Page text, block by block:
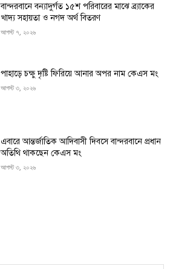
বান্দরবানে বন্যাদুর্গত ১৫শ পরিবারের মাঝে ব্র্যাকের
খাদ্য সহায়তা ও নগদ অর্থ বিতরণ
আগস্ট ৭, ২০২৬
পাহাড়ে চক্ষু দৃষ্টি ফিরিয়ে আনার অপর নাম কেএস মং
আগস্ট ৩, ২০২৬
এবারে আন্তর্জাতিক আদিবাসী দিবসে বান্দরবানে প্রধান
অতিথি থাকছেন কেএস মং
আগস্ট ৩, ২০২৬